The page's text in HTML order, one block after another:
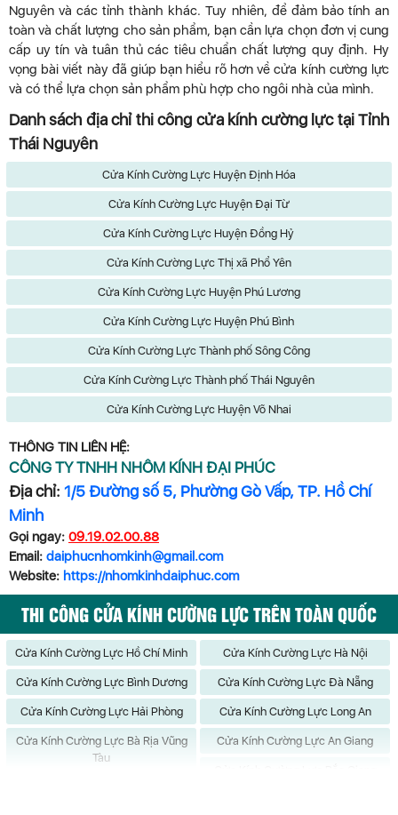
Nguyên và các tỉnh thành khác. Tuy nhiên, để đảm bảo tính an
toàn và chất lượng cho sản phẩm, bạn cần lựa chọn đơn vị cung
cấp uy tín và tuân thủ các tiêu chuẩn chất lượng quy định. Hy
vọng bài viết này đã giúp bạn hiểu rõ hơn về cửa kính cường lực
và có thể lựa chọn sản phẩm phù hợp cho ngôi nhà của mình.
Danh sách địa chỉ thi công cửa kính cường lực tại Tỉnh
Thái Nguyên
Cửa Kính Cường Lực Huyện Định Hóa
Cửa Kính Cường Lực Huyện Đại Từ
Cửa Kính Cường Lực Huyện Đồng Hỷ
Cửa Kính Cường Lực Thị xã Phổ Yên
Cửa Kính Cường Lực Huyện Phú Lương
Cửa Kính Cường Lực Huyện Phú Bình
Cửa Kính Cường Lực Thành phố Sông Công
Cửa Kính Cường Lực Thành phố Thái Nguyên
Cửa Kính Cường Lực Huyện Võ Nhai
THÔNG TIN LIÊN HỆ:
CÔNG TY TNHH NHÔM KÍNH ĐẠI PHÚC
Địa chỉ: 1/5 Đường số 5, Phường Gò Vấp, TP. Hồ Chí
Minh
Gọi ngay: 09.19.02.00.88
Email: daiphucnhomkinh@gmail.com
Website: https://nhomkinhdaiphuc.com
THI CÔNG CỬA KÍNH CƯỜNG LỰC TRÊN TOÀN QUỐC
Cửa Kính Cường Lực Hồ Chí Minh Cửa Kính Cường Lực Hà Nội
Cửa Kính Cường Lực Bình Dương Cửa Kính Cường Lực Đà Nẵng
Cửa Kính Cường Lực Hải Phòng Cửa Kính Cường Lực Long An
Cửa Kính Cường Lực Bà Rịa Vũng
Tàu
Cửa Kính Cường Lực An Giang